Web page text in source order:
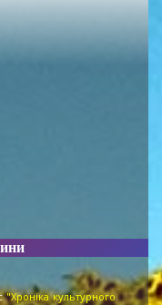
"Хроніка культурного